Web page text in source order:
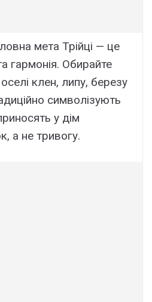
мета Трійці — це
гармонія. Обирайте
клен, липу, березу
символізують
у дім
а не тривогу.